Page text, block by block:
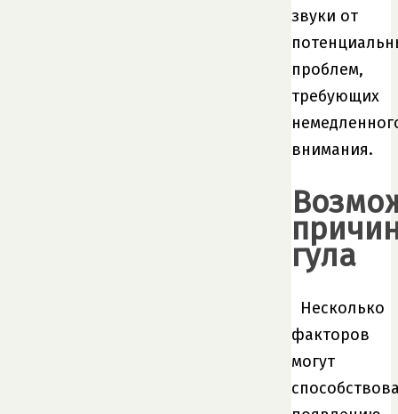
звуки от
проблем,
требующих
внимания.
гула
Несколько
факторов
могут